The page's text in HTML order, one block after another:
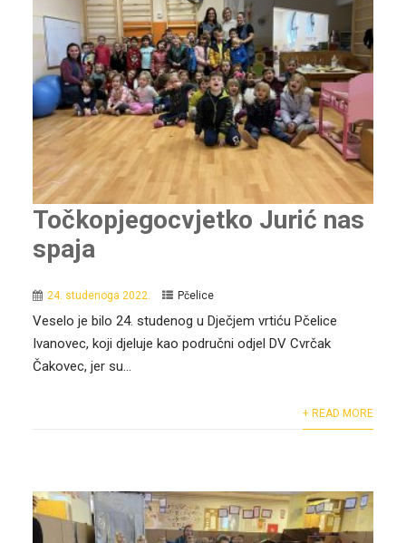
Točkopjegocvjetko Jurić nas
spaja
24. studenoga 2022. Pčelice
Veselo je bilo 24. studenog u Dječjem vrtiću Pčelice
Ivanovec, koji djeluje kao područni odjel DV Cvrčak
Čakovec, jer su...
+ READ MORE